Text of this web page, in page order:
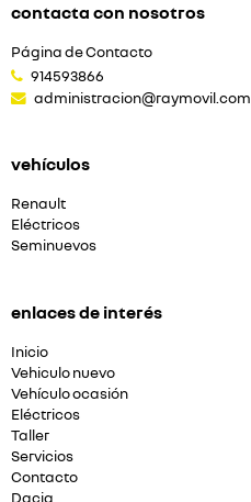
contacta con nosotros
Página de Contacto
914593866
administracion@raymovil.com
vehículos
Renault
Eléctricos
Seminuevos
enlaces de interés
Inicio
Vehiculo nuevo
Vehículo ocasión
Eléctricos
Taller
Servicios
Contacto
Dacia